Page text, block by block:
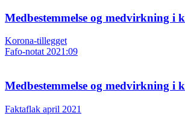
Medbestemmelse og medvirkning i
Korona-tillegget
Fafo-notat 2021:09
Medbestemmelse og medvirkning i
Faktaflak april 2021